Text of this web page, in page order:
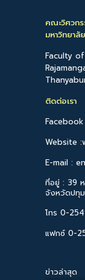
คณะวิศวก
มหาวิทยาลั
Faculty
ติดต่อเรา
Facebook
Website
E-mail :
ที่อยู่ : 39
จังหวัดปทุม
โทร 0-
แฟกซ์ 0-
ข่าวล่าสุด